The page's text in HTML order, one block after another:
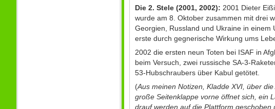
Die 2. Stele (2001, 2002): 2001 Dieter
wurde am 8. Oktober zusammen mit drei
Georgien, Russland und Ukraine in
erste durch gegnerische Wirkung ums
2002 die ersten neun Toten bei ISAF in
beim Versuch, zwei russische SA-3-
53-Hubschraubers über Kabul getötet.
(Aus meinen Notizen, Kladde XVI, über
große Seitenklappe vorne öffnet sich, ein
drauf werden auf die Plattform